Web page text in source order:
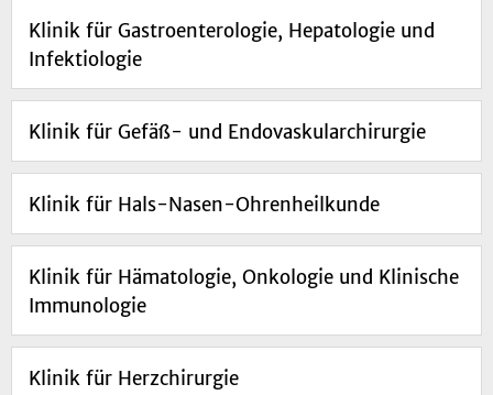
Klinik für Gastroenterologie, Hepatologie und
Infektiologie
Klinik für Gefäß- und Endovaskularchirurgie
Klinik für Hals-Nasen-Ohrenheilkunde
Klinik für Hämatologie, Onkologie und Klinische
Immunologie
Klinik für Herzchirurgie